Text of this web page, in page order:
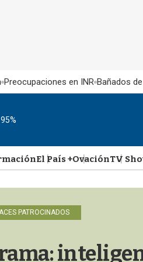
Preocupaciones en INR Bañados
El País +OvaciónTV
PATROCINADOS